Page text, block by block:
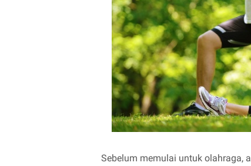
Sebelum memulai untuk olahraga,